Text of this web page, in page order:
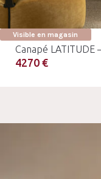
Visible en magasin
Canapé LATITUDE
4270 €